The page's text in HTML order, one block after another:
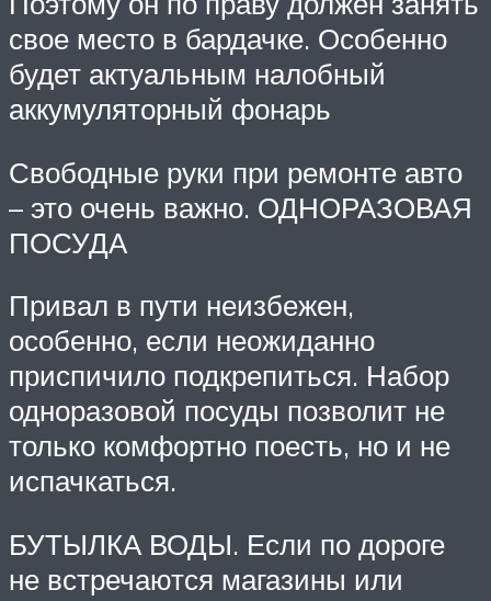
свое место в бардачке. Особенно
будет актуальным налобный
аккумуляторный фонарь
Свободные руки при ремонте авто
– это очень важно. ОДНОРАЗОВАЯ
ПОСУДА
Привал в пути неизбежен,
особенно, если неожиданно
приспичило подкрепиться. Набор
одноразовой посуды позволит не
только комфортно поесть, но и не
испачкаться.
БУТЫЛКА ВОДЫ. Если по дороге
не встречаются магазины или